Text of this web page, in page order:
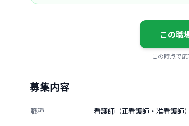
この職
この時点で
募集内容
職種 看護師（正看護師・准看護師）